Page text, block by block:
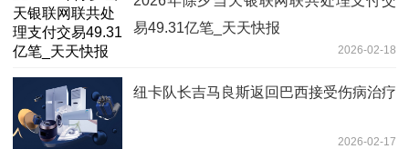
易49.31亿笔_天天快报
2026-02-18
纽卡队长吉马良斯返回巴西接受伤病治疗
2026-02-17